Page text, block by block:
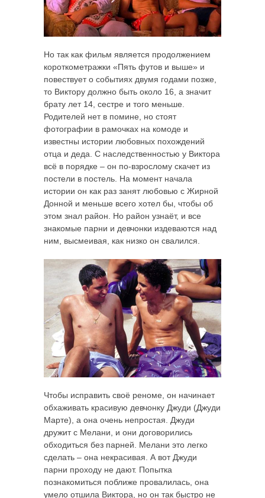
Но так как фильм является продолжением
короткометражки «Пять футов и выше» и
повествует о событиях двумя годами позже,
то Виктору должно быть около 16, а значит
брату лет 14, сестре и того меньше.
Родителей нет в помине, но стоят
фотографии в рамочках на комоде и
известны истории любовных похождений
отца и деда. С наследственностью у Виктора
всё в порядке – он по-взрослому скачет из
постели в постель. На момент начала
истории он как раз занят любовью с Жирной
Донной и меньше всего хотел бы, чтобы об
этом знал район. Но район узнаёт, и все
знакомые парни и девчонки издеваются над
ним, высмеивая, как низко он свалился.
Чтобы исправить своё реноме, он начинает
обхаживать красивую девчонку Джуди (Джуди
Марте), а она очень непростая. Джуди
дружит с Мелани, и они договорились
обходиться без парней. Мелани это легко
сделать – она некрасивая. А вот Джуди
парни проходу не дают. Попытка
познакомиться поближе провалилась, она
умело отшила Виктора, но он так быстро не